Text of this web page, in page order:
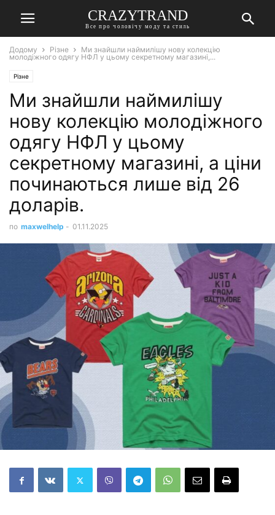
CRAZYTRAND
Все про чоловічу моду та стиль
Додому Різне
Ми знайшли наймилішу нову колекцію
молодіжного одягу НФЛ у цьому секретному магазині,...
Різне
Ми знайшли наймилішу
нову колекцію молодіжного
одягу НФЛ у цьому
секретному магазині, а ціни
починаються лише від 26
доларів.
по maxwelhelp - 01.11.2025